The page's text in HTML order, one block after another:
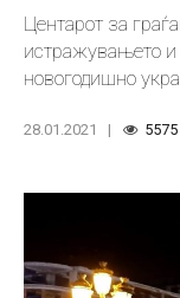
Центарот за
истражувањето и
новогодишно
28.01.2021 5575